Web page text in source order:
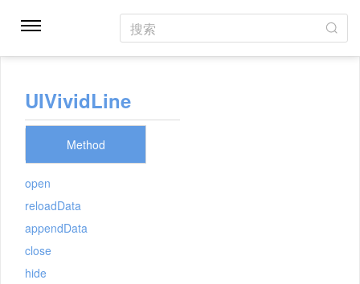
搜索
UIVividLine
Method
open
reloadData
appendData
close
hide